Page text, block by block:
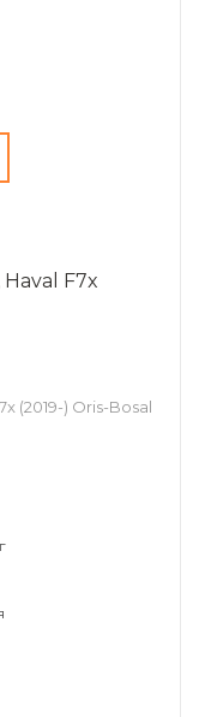
F7x
(2019-) Oris-Bosal